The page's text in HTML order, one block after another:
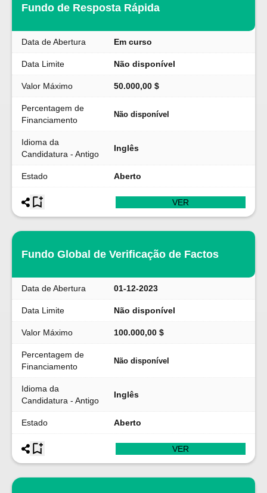
Fundo de Resposta Rápida
Data de Abertura Em curso
Data Limite Não disponível
Valor Máximo 50.000,00 $
Percentagem de
Financiamento
Não disponível
Idioma da
Candidatura - Antigo
Inglês
Estado Aberto
VER
Fundo Global de Verificação de Factos
Data de Abertura 01-12-2023
Data Limite Não disponível
Valor Máximo 100.000,00 $
Percentagem de
Financiamento
Não disponível
Idioma da
Candidatura - Antigo
Inglês
Estado Aberto
VER